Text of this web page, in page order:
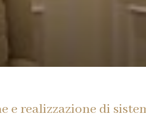
e realizzazione di